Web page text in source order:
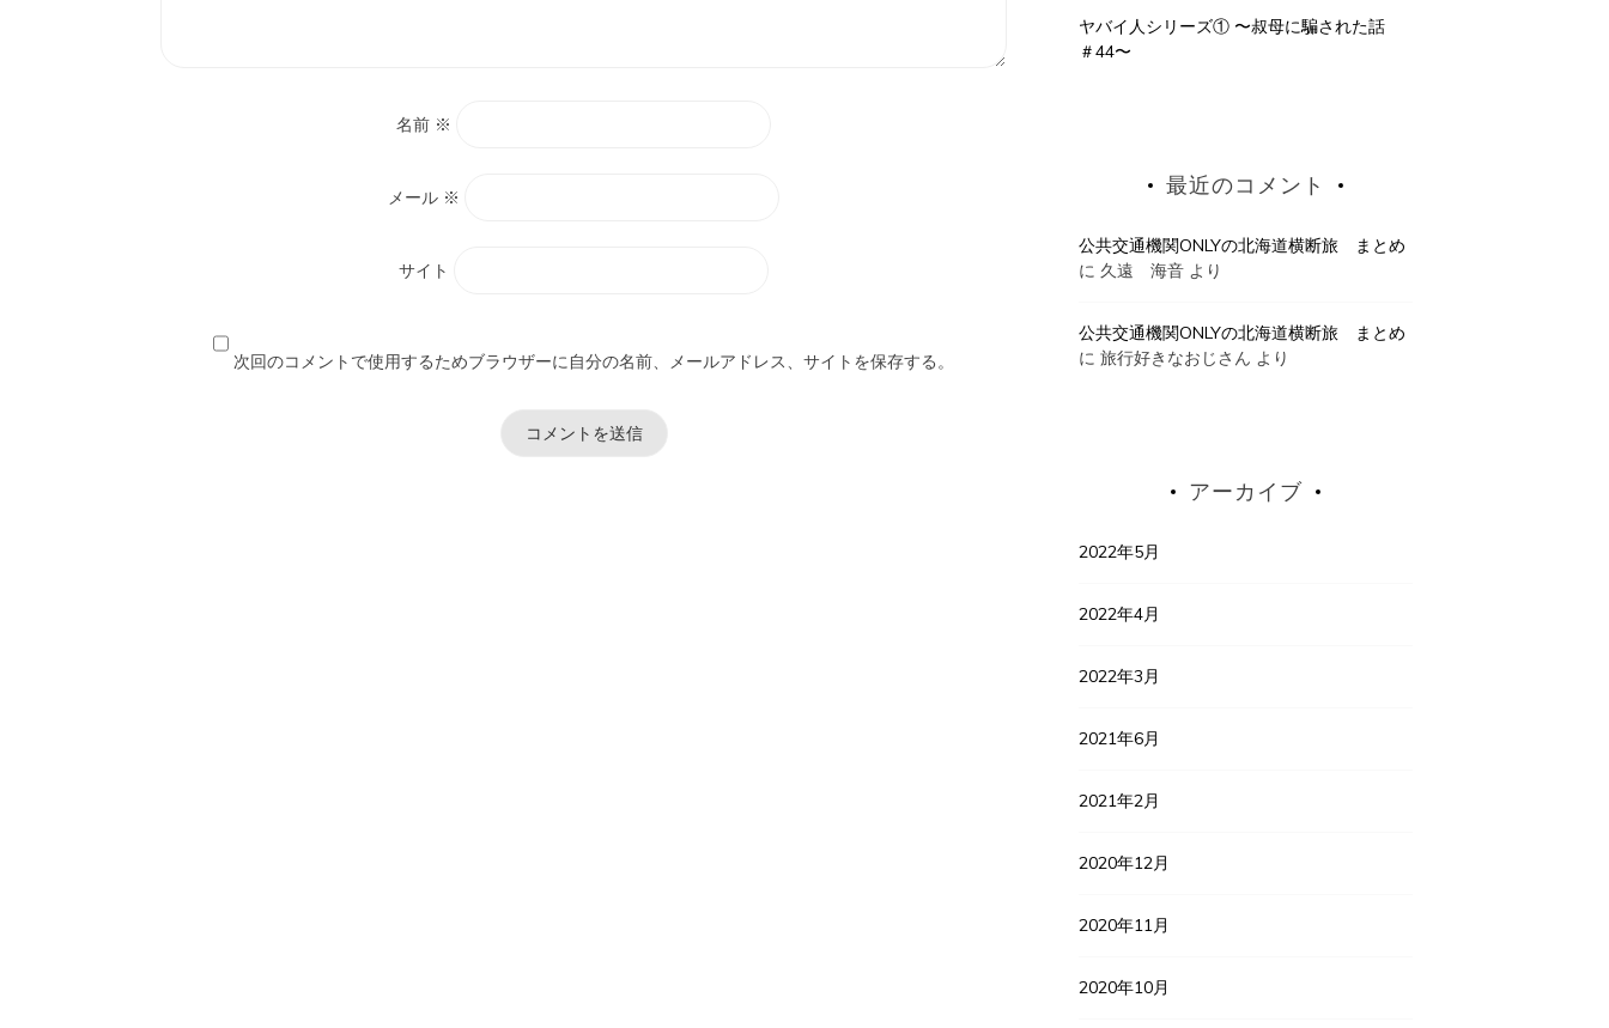
名前 ※
メール ※
サイト
次回のコメントで使用するためブラウザーに自分の名前、メールアドレス、サイトを保存する。
ヤバイ人シリーズ① 〜叔母に騙された話
＃44〜
最近のコメント
公共交通機関ONLYの北海道横断旅 まとめ
に 久遠 海音 より
公共交通機関ONLYの北海道横断旅 まとめ
に旅行好きなおじさん より
アーカイブ
2022年5月
2022年4月
2022年3月
2021年6月
2021年2月
2020年12月
2020年11月
2020年10月